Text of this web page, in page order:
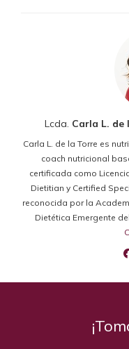
Lcda. Carla L. de
Carla L. de la Torre es
coach nutricional
certificada como
Dietitian y Certified
reconocida por la
Dietética Emergente